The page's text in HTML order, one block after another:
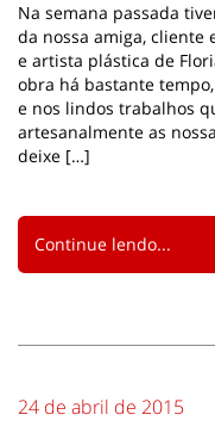
Na semana passada
da nossa amiga, cliente
e artista plástica de
obra há bastante
e nos lindos trabalhos
artesanalmente as
deixe […]
Continue lendo...
24 de abril de 2015